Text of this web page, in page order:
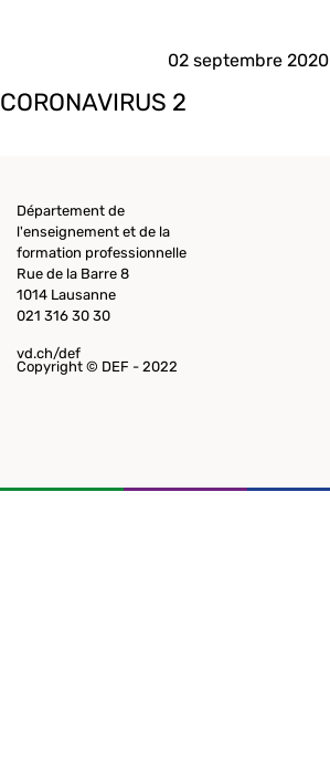
02 septembre 2020
CORONAVIRUS 2
Département de
l'enseignement et de la
formation professionnelle
Rue de la Barre 8
1014 Lausanne
021 316 30 30
vd.ch/def
Copyright © DEF - 2022